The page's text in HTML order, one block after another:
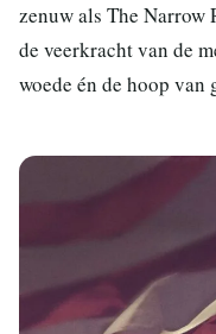
zenuw als The Narrow
de veerkracht van de
woede én de hoop van